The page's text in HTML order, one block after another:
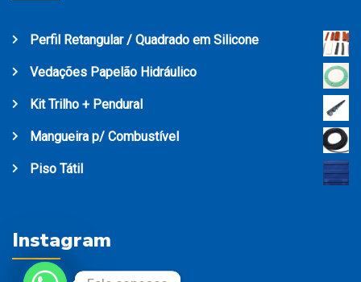
Perfil Retangular / Quadrado em Silicone
Vedações Papelão Hidráulico
Kit Trilho + Pendural
Mangueira p/ Combustível
Piso Tátil
Instagram